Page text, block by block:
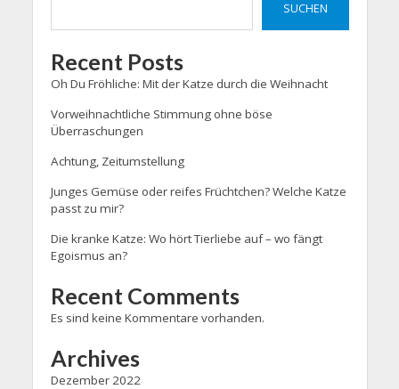
SUCHEN
Recent Posts
Oh Du Fröhliche: Mit der Katze durch die Weihnacht
Vorweihnachtliche Stimmung ohne böse
Überraschungen
Achtung, Zeitumstellung
Junges Gemüse oder reifes Früchtchen? Welche Katze
passt zu mir?
Die kranke Katze: Wo hört Tierliebe auf – wo fängt
Egoismus an?
Recent Comments
Es sind keine Kommentare vorhanden.
Archives
Dezember 2022